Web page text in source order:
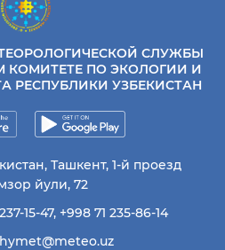
СЛУЖБЫ
ПО ЭКОЛОГИИ И
РЕСПУБЛИКИ УЗБЕКИСТАН
Ташкент, 1-й проезд
йули, 72
15-47, +998 71 235-86-14